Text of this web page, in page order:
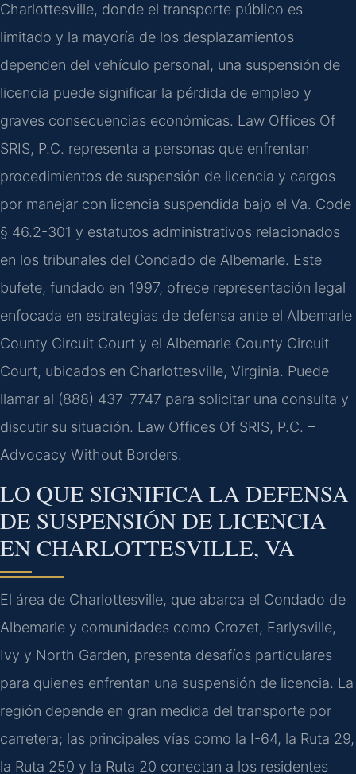
Charlottesville, donde el transporte público es
limitado y la mayoría de los desplazamientos
dependen del vehículo personal, una suspensión de
licencia puede significar la pérdida de empleo y
graves consecuencias económicas. Law Offices Of
SRIS, P.C. representa a personas que enfrentan
procedimientos de suspensión de licencia y cargos
por manejar con licencia suspendida bajo el Va. Code
§ 46.2-301 y estatutos administrativos relacionados
en los tribunales del Condado de Albemarle. Este
bufete, fundado en 1997, ofrece representación legal
enfocada en estrategias de defensa ante el Albemarle
County Circuit Court y el Albemarle County Circuit
Court, ubicados en Charlottesville, Virginia. Puede
llamar al (888) 437-7747 para solicitar una consulta y
discutir su situación. Law Offices Of SRIS, P.C. –
Advocacy Without Borders.
LO QUE SIGNIFICA LA DEFENSA
DE SUSPENSIÓN DE LICENCIA
EN CHARLOTTESVILLE, VA
El área de Charlottesville, que abarca el Condado de
Albemarle y comunidades como Crozet, Earlysville,
Ivy y North Garden, presenta desafíos particulares
para quienes enfrentan una suspensión de licencia. La
región depende en gran medida del transporte por
carretera; las principales vías como la I-64, la Ruta 29,
la Ruta 250 y la Ruta 20 conectan a los residentes